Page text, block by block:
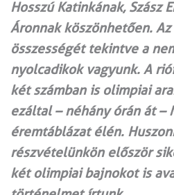
Hosszú Katinkának, Szász
Áronnak köszönhetően.
összességét tekintve a
nyolcadikok vagyunk. A
két számban is olimpiai
ezáltal – néhány órán át –
éremtáblázat élén.
részvételünkön először
két olimpiai bajnokot is